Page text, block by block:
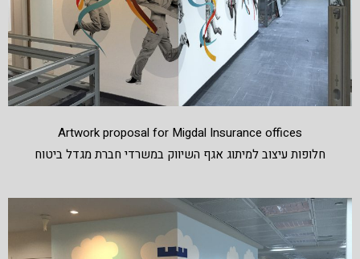
Artwork proposal for Migdal Insurance offices
חלופות עיצוב למיתוג אגף השיווק במשרדי חברת מגדל ביטוח